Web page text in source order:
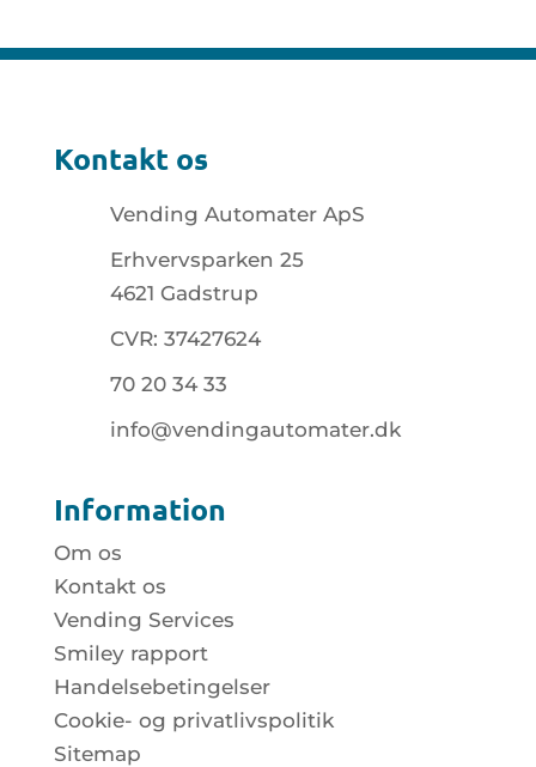
Kontakt os
Vending Automater ApS
Erhvervsparken 25
4621 Gadstrup
CVR: 37427624
70 20 34 33
info@vendingautomater.dk
Information
Om os
Kontakt os
Vending Services
Smiley rapport
Handelsebetingelser
Cookie- og privatlivspolitik
Sitemap